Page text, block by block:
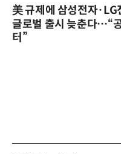
美 규제에 삼성전자
글로벌 출시 늦춘다…“
터”